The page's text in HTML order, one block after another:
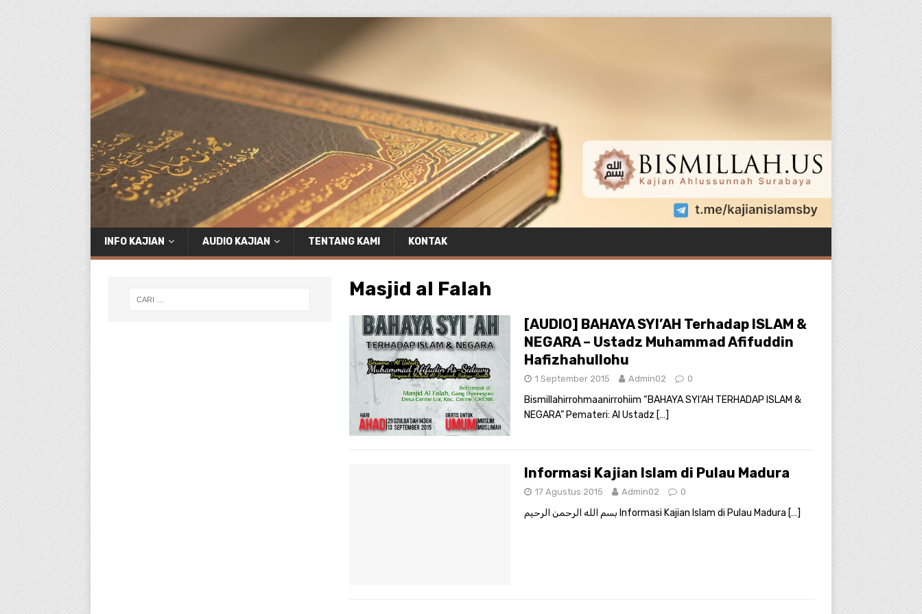
INFO KAJIAN AUDIO KAJIAN TENTANG KAMI KONTAK
Masjid al Falah
[AUDIO] BAHAYA SYI’AH Terhadap ISLAM &
NEGARA – Ustadz Muhammad Afifuddin
Hafizhahullohu
1 September 2015 Admin02 0
Bismillahirrohmaanirrohiim “BAHAYA SYI’AH TERHADAP ISLAM &
NEGARA” Pemateri: Al Ustadz […]
Informasi Kajian Islam di Pulau Madura
17 Agustus 2015 Admin02 0
بسم الله الرحمن الرحيم Informasi Kajian Islam di Pulau Madura […]